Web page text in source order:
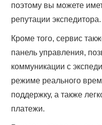
поэтому вы можете
репутации экспедитора.
Кроме того, сервис
панель управления,
коммуникации с
режиме реального
поддержку, а также
платежи.